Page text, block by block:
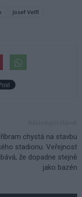
Josef Velfl
chystá na stavbu
stadionu. Veřejnost
že dopadne stejně
jako bazén